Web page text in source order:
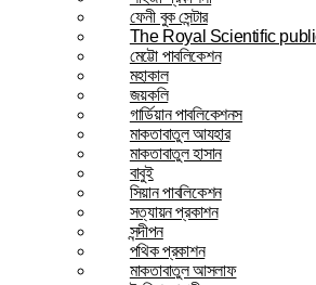
ফেনী বুক সেন্টার
The Royal Scientific
মেট্টো পাবলিকেশন
মহাকাল
জয়কলি
গার্ডিয়ান পাবলিকেশনস
মাকতাবাতুল আযহার
মাকতাবাতুল হাসান
বাবুই
সিয়ান পাবলিকেশন
সত্যায়ন প্রকাশন
সন্দীপন
পথিক প্রকাশন
মাকতাবাতুল আসলাফ